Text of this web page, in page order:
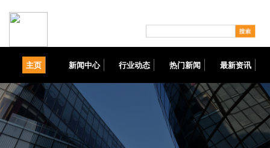
主页 新闻中心 行业动态 热门新闻 最新资讯